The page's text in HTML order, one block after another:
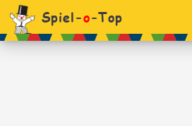
Spiel-o-Top